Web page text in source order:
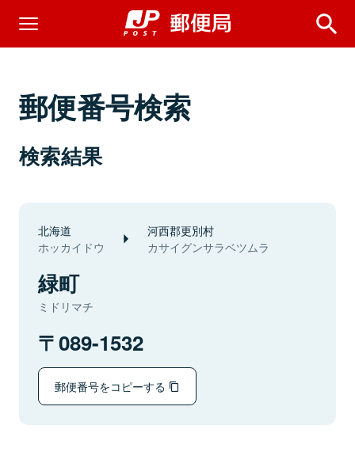
郵便番号検索
検索結果
北海道
ホッカイドウ
河西郡更別村
カサイグンサラベツムラ
緑町
ミドリマチ
089-1532
郵便番号をコピーする